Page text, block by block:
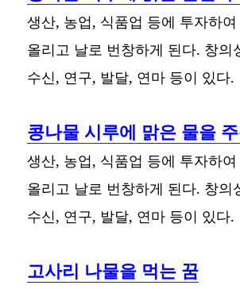
생산, 농업, 식품업 등에 투자하
올리고 날로 번창하게 된다. 창의
수신, 연구, 발달, 연마 등이 있다.
콩나물 시루에 맑은 물을
생산, 농업, 식품업 등에 투자하
올리고 날로 번창하게 된다. 창의
수신, 연구, 발달, 연마 등이 있다.
고사리 나물을 먹는 꿈